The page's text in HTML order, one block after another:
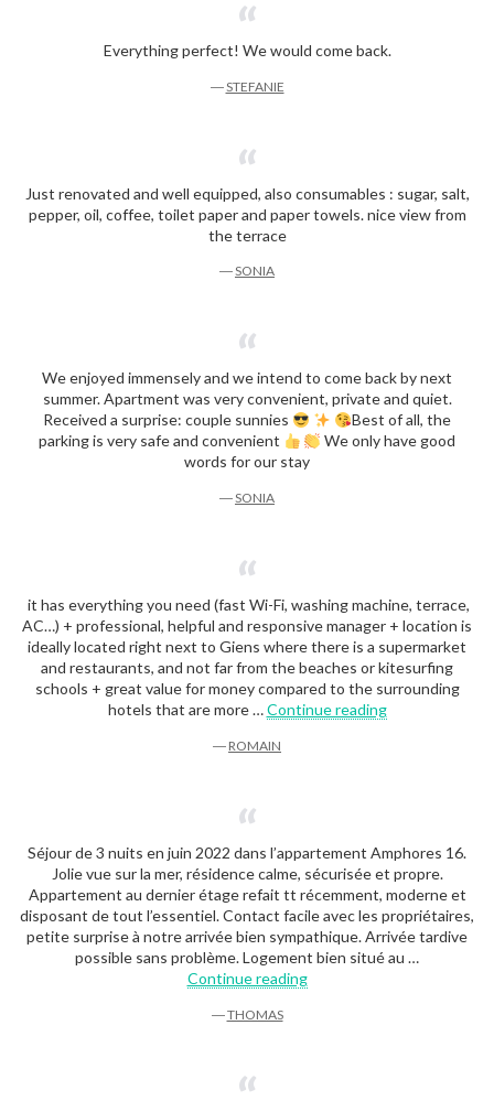
Everything perfect! We would come back.
―STEFANIE
Just renovated and well equipped, also consumables : sugar, salt,
pepper, oil, coffee, toilet paper and paper towels. nice view from
the terrace
―SONIA
We enjoyed immensely and we intend to come back by next
summer. Apartment was very convenient, private and quiet.
Received a surprise: couple sunnies
Best of all, the
parking is very safe and convenient
We only have good
words for our stay
―SONIA
it has everything you need (fast Wi-Fi, washing machine, terrace,
AC…) + professional, helpful and responsive manager + location is
ideally located right next to Giens where there is a supermarket
and restaurants, and not far from the beaches or kitesurfing
schools + great value for money compared to the surrounding
hotels that are more …Continue reading“Romain”
― ROMAIN
Séjour de 3 nuits en juin 2022 dans l’appartement Amphores 16.
Jolie vue sur la mer, résidence calme, sécurisée et propre.
Appartement au dernier étage refait tt récemment, moderne et
disposant de tout l’essentiel. Contact facile avec les propriétaires,
petite surprise à notre arrivée bien sympathique. Arrivée tardive
possible sans problème. Logement bien situé au …
Continue reading“Thomas”
―THOMAS